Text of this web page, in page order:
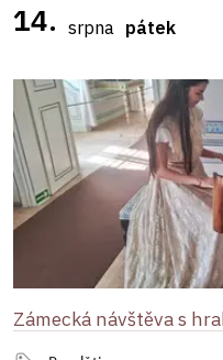
14. srpna pátek
Zámecká návštěva s